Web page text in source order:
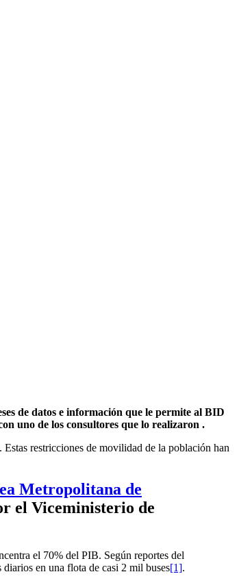
de datos e información que le permite al BID
uno de los consultores que lo realizaron .
restricciones de movilidad de la población han
Metropolitana de
el Viceministerio de
el 70% del PIB. Según reportes del
en una flota de casi 2 mil buses[1].